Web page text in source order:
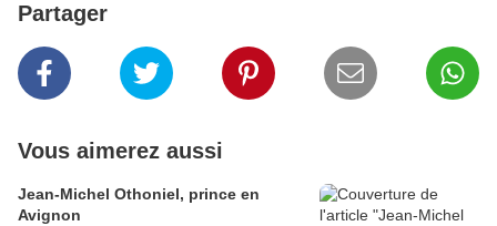
Partager
Vous aimerez aussi
Jean-Michel Othoniel, prince en
Avignon